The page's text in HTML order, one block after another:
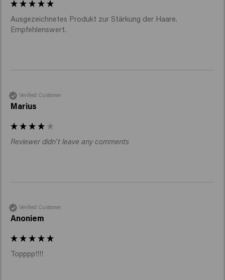
Ausgezeichnetes Produkt zur Stärkung der Haare.
Empfehlenswert.
Verified Customer
Marius
Reviewer didn't leave any comments
Verified Customer
Anoniem
Topppp!!!!